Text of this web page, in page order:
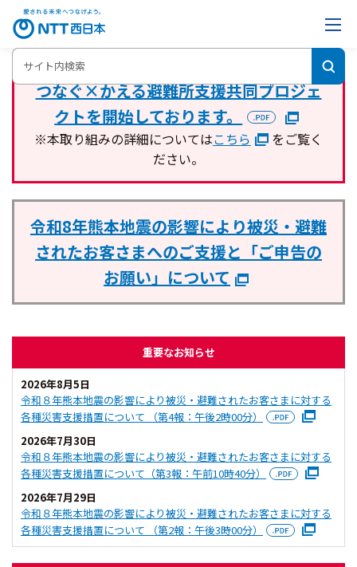
つなぐ×かえる避難所支援共同プロジェ
クトを開始しております。
※本取り組みの詳細についてはこちら
をご覧く
ださい。
令和8年熊本地震の影響により被災・避難
されたお客さまへのご支援と「ご申告の
お願い」について
重要なお知らせ
2026年8月5日
令和８年熊本地震の影響により被災・避難されたお客さまに対する
各種災害支援措置について （第4報：午後2時00分）
2026年7月30日
令和８年熊本地震の影響により被災・避難されたお客さまに対する
各種災害支援措置について（第3報：午前10時40分）
2026年7月29日
令和８年熊本地震の影響により被災・避難されたお客さまに対する
各種災害支援措置について （第2報：午後3時00分）